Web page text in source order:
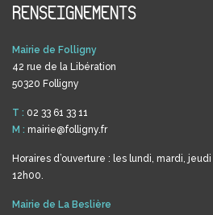
RENSEIGNEMENTS
Mairie de Folligny
42 rue de la Libération
50320 Folligny
T : 02 33 61 33 11
M : mairie@folligny.fr
Horaires d’ouverture : les lundi, mardi,
12h00.
Mairie de La Beslière